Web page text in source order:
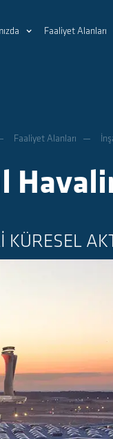
Faaliyet Alanları
Faaliyet Alanları
KÜRESEL